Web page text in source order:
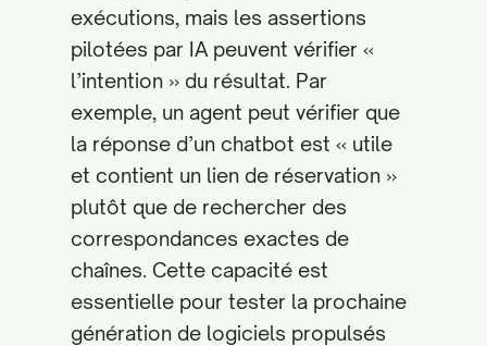
exécutions, mais les assertions
pilotées par IA peuvent vérifier «
l’intention » du résultat. Par
exemple, un agent peut vérifier que
la réponse d’un chatbot est « utile
et contient un lien de réservation »
plutôt que de rechercher des
correspondances exactes de
chaînes. Cette capacité est
essentielle pour tester la prochaine
génération de logiciels propulsés